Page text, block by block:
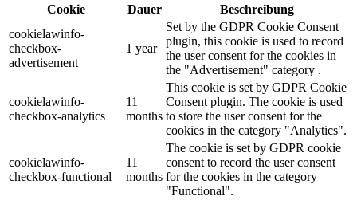
Cookie
Dauer
Beschreibung
cookielawinfo-
checkbox-
advertisement
1 year
Set by the GDPR Cookie Consent
plugin, this cookie is used to record
the user consent for the cookies in
the "Advertisement" category .
cookielawinfo-
checkbox-analytics
11
months
This cookie is set by GDPR Cookie
Consent plugin. The cookie is used
to store the user consent for the
cookies in the category "Analytics".
cookielawinfo-
checkbox-functional
11
months
The cookie is set by GDPR cookie
consent to record the user consent
for the cookies in the category
"Functional".